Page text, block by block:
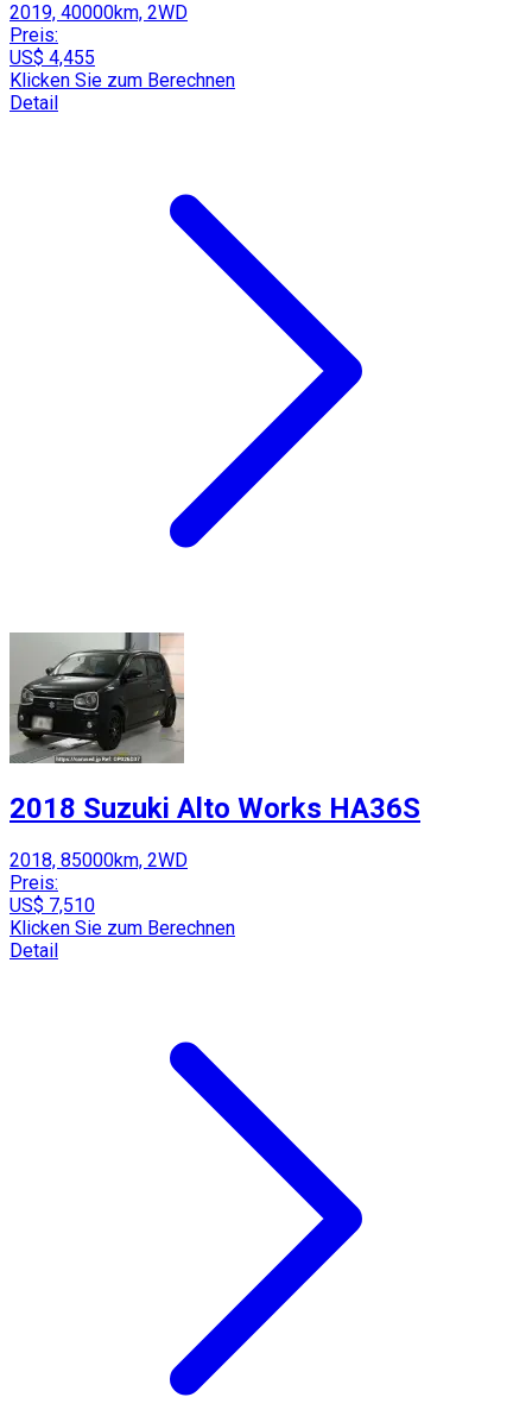
2019, 40000km, 2WD
Preis:
US$ 4,455
Klicken Sie zum Berechnen
Detail
2018 Suzuki Alto Works HA36S
2018, 85000km, 2WD
Preis:
US$ 7,510
Klicken Sie zum Berechnen
Detail